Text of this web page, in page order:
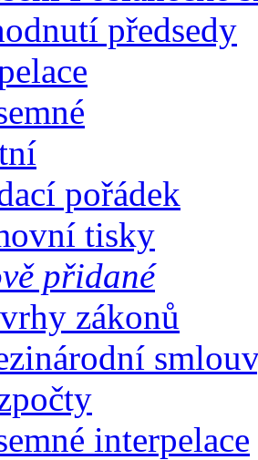
předsedy
pořádek
tisky
přidané
zákonů
interpelace